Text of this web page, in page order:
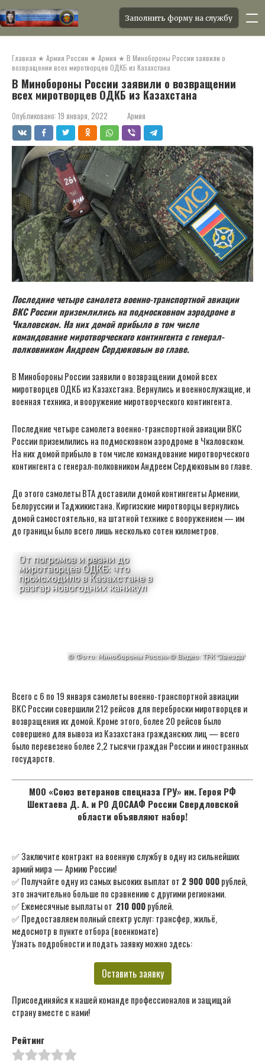
контенту
Заполнить форму на службу
Главная ★ Армия России ★ Армия ★ В Минобороны России заявили о
возвращении всех миротворцев ОДКБ из Казахстана
В Минобороны России заявили о возвращении
всех миротворцев ОДКБ из Казахстана
Опубликовано: 19 января, 2022 Армия
Последние четыре самолета военно-транспортной авиации
ВКС России приземлились на подмосковном аэродроме в
Чкаловском. На них домой прибыло в том числе
командование миротворческого контингента с генерал-
полковником Андреем Сердюковым во главе.
В Минобороны России заявили о возвращении домой всех
миротворцев ОДКБ из Казахстана. Вернулись и военнослужащие, и
военная техника, и вооружение миротворческого контингента.
Последние четыре самолета военно-транспортной авиации ВКС
России приземлились на подмосковном аэродроме в Чкаловском.
На них домой прибыло в том числе командование миротворческого
контингента с генерал-полковником Андреем Сердюковым во главе.
До этого самолеты ВТА доставили домой контингенты Армении,
Белоруссии и Таджикистана. Киргизские миротворцы вернулись
домой самостоятельно, на штатной технике с вооружением — им
до границы было всего лишь несколько сотен километров.
Всего с 6 по 19 января самолеты военно-транспортной авиации
ВКС России совершили 212 рейсов для переброски миротворцев и
возвращения их домой. Кроме этого, более 20 рейсов было
совершено для вывоза из Казахстана гражданских лиц — всего
было перевезено более 2,2 тысячи граждан России и иностранных
государств.
МОО «Союз ветеранов спецназа ГРУ» им. Героя РФ
Шектаева Д. А. и РО ДОСААФ России Свердловской
области объявляют набор!
✅ Заключите контракт на военную службу в одну из сильнейших
армий мира — Армию России!
✅ Получайте одну из самых высоких выплат от 2 900 000рублей,
это значительно больше по сравнению с другими регионами.
✅ Ежемесячные выплаты от 210 000рублей.
✅ Предоставляем полный спектр услуг: трансфер, жильё,
медосмотр в пункте отбора (военкомате)
Узнать подробности и подать заявку можно здесь:
Оставить заявку
Присоединяйся к нашей команде профессионалов и защищай
страну вместе с нами!
Рейтинг